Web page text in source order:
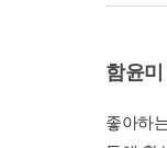
함윤미
좋아하